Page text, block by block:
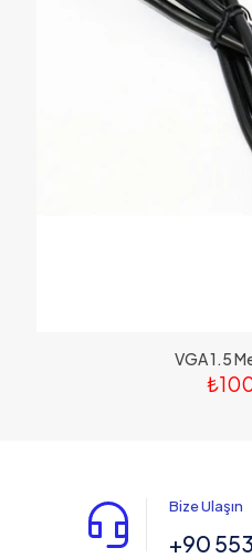
VGA 1.5
₺
Bize Ulaşın
+90